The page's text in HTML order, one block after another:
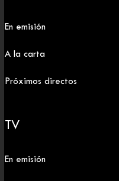
En emisión
A la carta
Próximos directos
TV
En emisión